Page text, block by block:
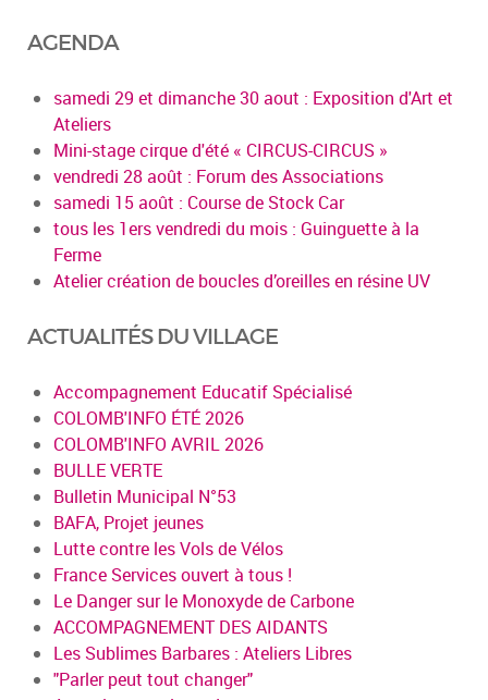
AGENDA
samedi 29 et dimanche 30 aout : Exposition d'Art et
Ateliers
Mini-stage cirque d'été « CIRCUS-CIRCUS »
vendredi 28 août : Forum des Associations
samedi 15 août : Course de Stock Car
tous les 1ers vendredi du mois : Guinguette à la
Ferme
Atelier création de boucles d’oreilles en résine UV
ACTUALITÉS DU VILLAGE
Accompagnement Educatif Spécialisé
COLOMB'INFO ÉTÉ 2026
COLOMB'INFO AVRIL 2026
BULLE VERTE
Bulletin Municipal N°53
BAFA, Projet jeunes
Lutte contre les Vols de Vélos
France Services ouvert à tous !
Le Danger sur le Monoxyde de Carbone
ACCOMPAGNEMENT DES AIDANTS
Les Sublimes Barbares : Ateliers Libres
"Parler peut tout changer"